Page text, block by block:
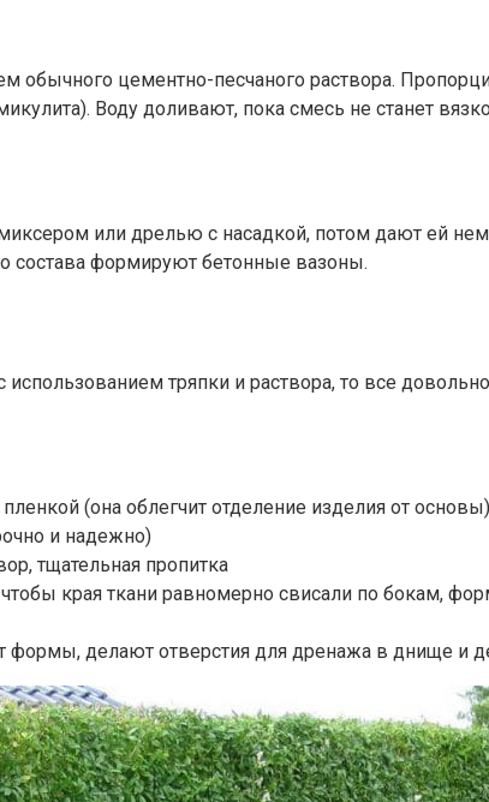
обычного цементно-песчаного раствора.
Воду доливают, пока смесь не станет
или дрелью с насадкой, потом дают ей
состава формируют бетонные вазоны.
тряпки и раствора, то все
(она облегчит отделение изделия от основы)
и надежно)
тщательная пропитка
чтобы края ткани равномерно свисали по бокам,
формы, делают отверстия для дренажа в днище и